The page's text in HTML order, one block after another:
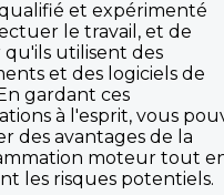
et expérimenté
le travail, et de
qu'ils utilisent des
et des logiciels de
gardant ces
à l'esprit, vous
des avantages de la
moteur tout
les risques potentiels.